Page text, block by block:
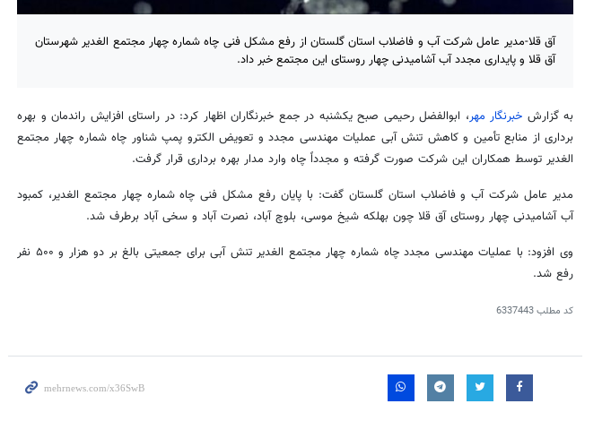
آق قلا-مدیر عامل شرکت آب و فاضلاب استان گلستان از رفع مشکل فنی چاه شماره چهار مجتمع الغدیر شهرستان
آق قلا و پایداری مجدد آب آشامیدنی چهار روستای این مجتمع خبر داد.
به گزارش خبرنگار مهر، ابوالفضل رحیمی صبح یکشنبه در جمع خبرنگاران اظهار کرد: در راستای افزایش راندمان و بهره
برداری از منابع تأمین و کاهش تنش آبی عملیات مهندسی مجدد و تعویض الکترو پمپ شناور چاه شماره چهار مجتمع
الغدیر توسط همکاران این شرکت صورت گرفته و مجدداً چاه وارد مدار بهره برداری قرار گرفت.
مدیر عامل شرکت آب و فاضلاب استان گلستان گفت: با پایان رفع مشکل فنی چاه شماره چهار مجتمع الغدیر، کمبود
آب آشامیدنی چهار روستای آق قلا چون بهلکه شیخ موسی، بلوچ آباد، نصرت آباد و سخی آباد برطرف شد.
وی افزود: با عملیات مهندسی مجدد چاه شماره چهار مجتمع الغدیر تنش آبی برای جمعیتی بالغ بر دو هزار و ۵۰۰ نفر
رفع شد.
کد مطلب6337443